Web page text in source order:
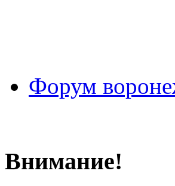
Форум
Внимание!